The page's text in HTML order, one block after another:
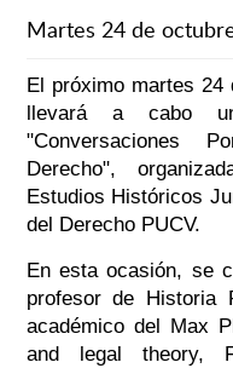
Martes 24 de
El próximo martes
llevará a cabo
"Conversaciones
Derecho",
Estudios Históricos
del Derecho PUCV.
En esta ocasión, se
profesor de Historia
académico del Max
and legal theory,